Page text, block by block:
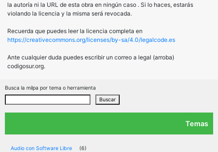
la autoría ni la URL de esta obra en ningún caso . Si lo haces, estarás
violando la licencia y la misma será revocada.
Recuerda que puedes leer la licencia completa en
https://creativecommons.org/licenses/by-sa/4.0/legalcode.es
Ante cualquier duda puedes escribir un correo a legal (arroba)
codigosur.org.
Busca la milpa por tema o herramienta
Buscar
Temas
Audio con Software Libre (6)